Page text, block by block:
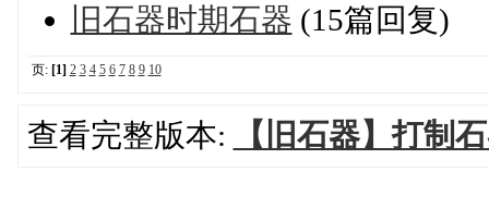
旧石器时期石器 (15篇回复)
页: [1] 2 3 4 5 6 7 8 9 10
查看完整版本: 【旧石器】打制